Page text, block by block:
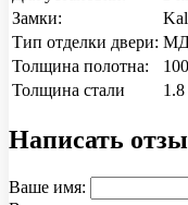
Замки:
Тип отделки двери:
Толщина полотна:
Толщина стали
Написать
Ваше имя: